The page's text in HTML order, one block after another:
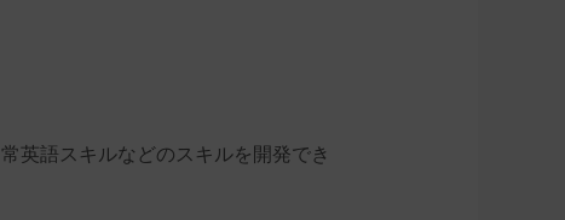
英語スキルなどのスキルを開発でき